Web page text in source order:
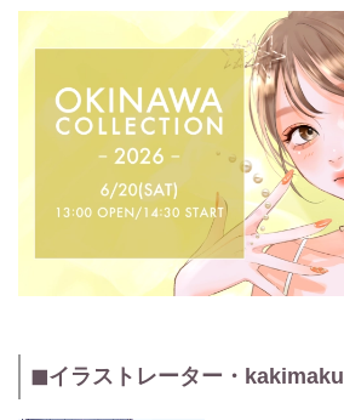
◼イラストレーター・kakimaku